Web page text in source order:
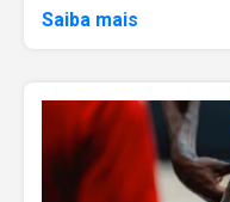
Saiba mais